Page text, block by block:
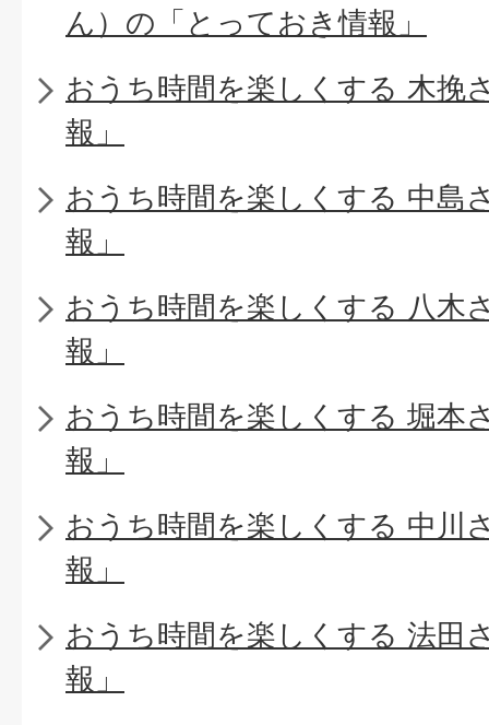
ん）の「とっておき情報」
おうち時間を楽しくする 木挽
報」
おうち時間を楽しくする 中島
報」
おうち時間を楽しくする 八木
報」
おうち時間を楽しくする 堀本
報」
おうち時間を楽しくする 中川
報」
おうち時間を楽しくする 法田
報」